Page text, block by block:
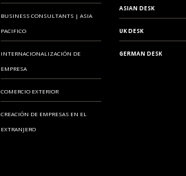
BUSINESS CONSULTANTS | ASIA
PACIFICO
INTERNACIONALIZACIÓN DE
EMPRESA
COMERCIO EXTERIOR
CREACIÓN DE EMPRESAS EN EL
EXTRANJERO
ASIAN DESK
UK DESK
GERMAN DESK